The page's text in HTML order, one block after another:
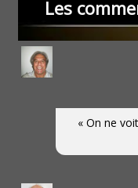
Les
« On ne